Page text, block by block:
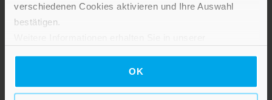
verschiedenen Cookies aktivieren und Ihre Auswahl
bestätigen.
OK
Verlag am Eschbach